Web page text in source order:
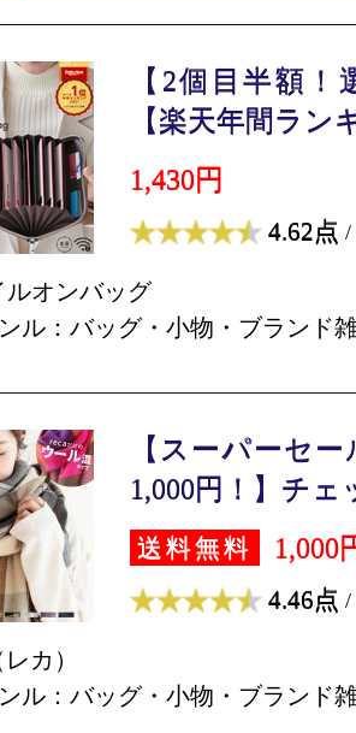
【2個目半額
【楽天年間ラン
1,430円
4.62点 /
ルオンバッグ
ル：バッグ・小物・ブランド
【スーパーセ
1,000円！】チェ
送料無料 1,000
4.46点 /
カ）
ル：バッグ・小物・ブランド